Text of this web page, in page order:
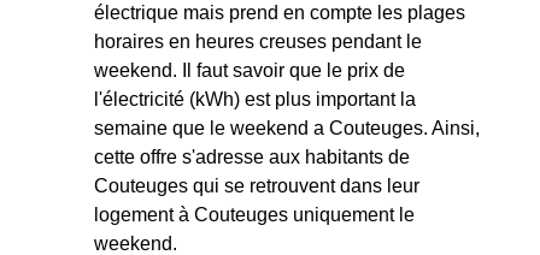
électrique mais prend en compte les plages
horaires en heures creuses pendant le
weekend. Il faut savoir que le prix de
l'électricité (kWh) est plus important la
semaine que le weekend a Couteuges. Ainsi,
cette offre s'adresse aux habitants de
Couteuges qui se retrouvent dans leur
logement à Couteuges uniquement le
weekend.